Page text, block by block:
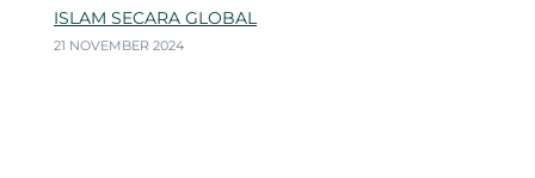
ISLAM SECARA GLOBAL
21 NOVEMBER 2024